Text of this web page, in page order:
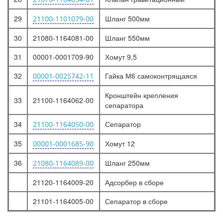
29
21100-1101079-00
Шланг 500мм
30
21080-1164081-00
Шланг 550мм
31
00001-0001709-90
Хомут 9,5
32
00001-0025742-11 Гайка М6 самоконтрящаяся
33 21100-1164062-00
Кронштейн крепления
сепаратора
34
21100-1164050-00
Сепаратор
35
00001-0001685-90
Хомут 12
36
21080-1164089-00
Шланг 250мм
21120-1164009-20
Адсорбер в сборе
21101-1164005-00
Сепаратор в сборе